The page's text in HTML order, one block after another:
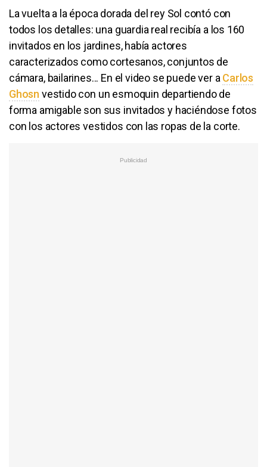
La vuelta a la época dorada del rey Sol contó con
todos los detalles: una guardia real recibía a los 160
invitados en los jardines, había actores
caracterizados como cortesanos, conjuntos de
cámara, bailarines... En el video se puede ver a Carlos
Ghosn vestido con un esmoquin departiendo de
forma amigable son sus invitados y haciéndose fotos
con los actores vestidos con las ropas de la corte.